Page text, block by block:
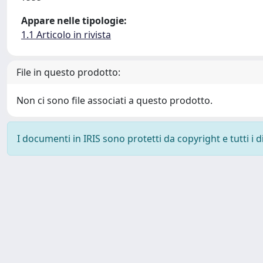
Appare nelle tipologie:
1.1 Articolo in rivista
File in questo prodotto:
Non ci sono file associati a questo prodotto.
I documenti in IRIS sono protetti da copyright e tutti i